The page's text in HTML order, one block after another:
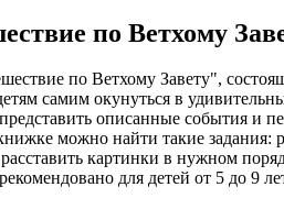
по Ветхому
по Ветхому Завету",
самим окунуться в
описанные события и
можно найти такие
картинки в нужном
для детей от 5 до 9